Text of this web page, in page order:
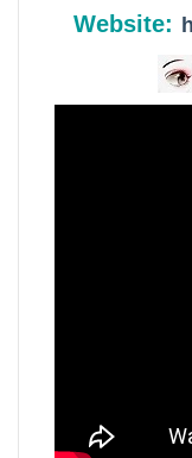
Website: